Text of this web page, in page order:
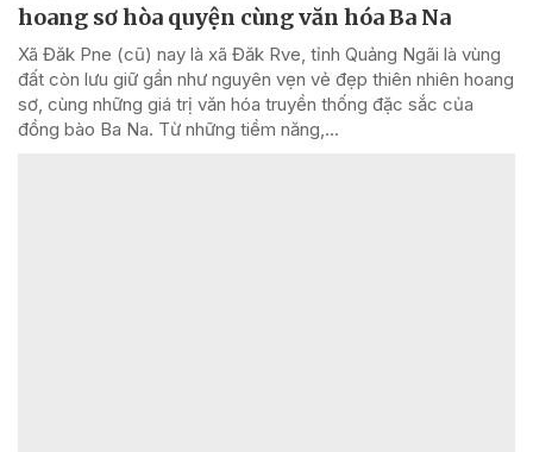
hoang sơ hòa quyện cùng văn hóa Ba Na
Xã Đăk Pne (cũ) nay là xã Đăk Rve, tỉnh Quảng Ngãi là vùng
đất còn lưu giữ gần như nguyên vẹn vẻ đẹp thiên nhiên hoang
sơ, cùng những giá trị văn hóa truyền thống đặc sắc của
đồng bào Ba Na. Từ những tiềm năng,...